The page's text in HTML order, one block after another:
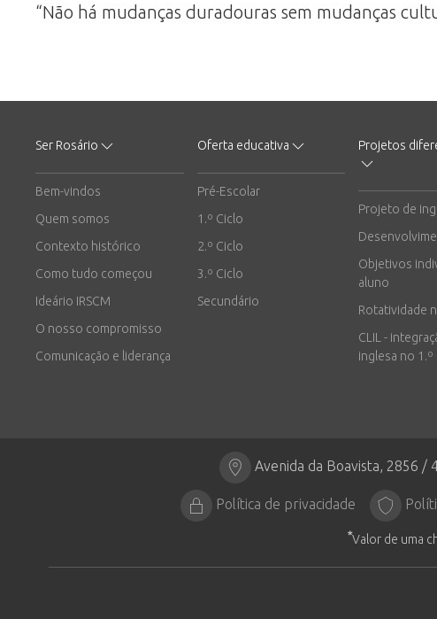
“Não há mudanças duradouras sem mudanças
Ser Rosário
Bem-vindos
Quem somos
Contexto histórico
Como tudo começou
Ideário IRSCM
O nosso compromisso
Comunicação e liderança
Oferta educativa
Pré-Escolar
1.º Ciclo
2.º Ciclo
3.º Ciclo
Secundário
Projetos
Projeto de
Objetivos
aluno
Rotatividade
CLIL -
inglesa no 1.º
Avenida da Boavista, 2856 /
Política de privacidade
*Valor de uma